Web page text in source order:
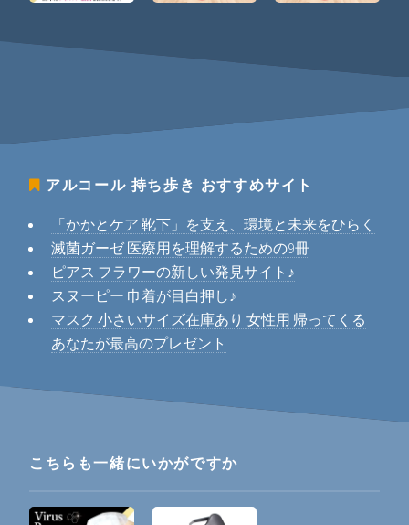
アルコール 持ち歩き おすすめサイト
「かかとケア 靴下」を支え、環境と未来をひらく
滅菌ガーゼ 医療用を理解するための9冊
ピアス フラワーの新しい発見サイト♪
スヌーピー 巾着が目白押し♪
マスク 小さいサイズ在庫あり 女性用 帰ってくる
あなたが最高のプレゼント
こちらも一緒にいかがですか